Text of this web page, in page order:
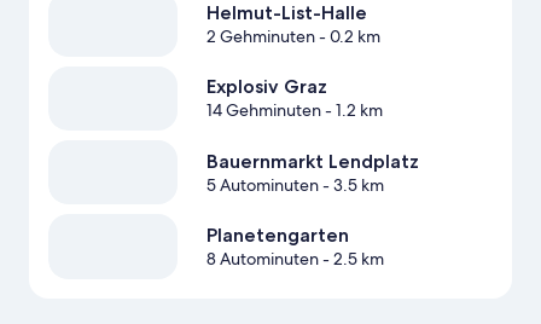
Helmut-List-Halle
2 Gehminuten- 0.2 km
Explosiv Graz
14 Gehminuten- 1.2 km
Bauernmarkt Lendplatz
5 Autominuten- 3.5 km
Planetengarten
8 Autominuten- 2.5 km